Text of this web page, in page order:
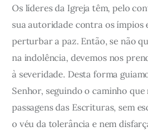
Os líderes da Igreja têm, pelo
sua autoridade contra os ímpios
perturbar a paz. Então, se não
na indolência, devemos nos
à severidade. Desta forma
Senhor, seguindo o caminho
passagens das Escrituras, sem
o véu da tolerância e nem